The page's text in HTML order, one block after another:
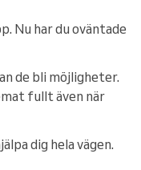
Nu har du oväntade
de bli möjligheter.
fullt även när
dig hela vägen.